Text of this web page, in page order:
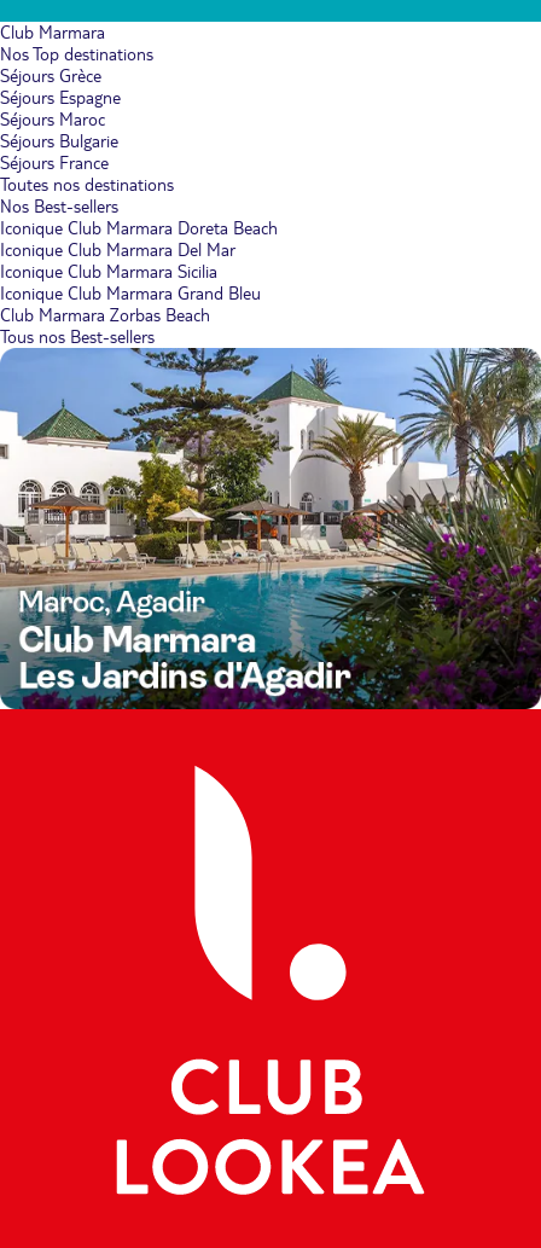
Club Marmara
Nos Top destinations
Séjours Grèce
Séjours Espagne
Séjours Maroc
Séjours Bulgarie
Séjours France
Toutes nos destinations
Nos Best-sellers
Iconique Club Marmara Doreta Beach
Iconique Club Marmara Del Mar
Iconique Club Marmara Sicilia
Iconique Club Marmara Grand Bleu
Club Marmara Zorbas Beach
Tous nos Best-sellers